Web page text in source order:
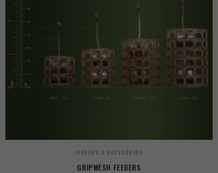
FEEDERS & ACESSÓRIOS
GRIPMESH FEEDERS